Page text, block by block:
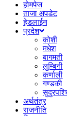
होमपेज
ताजा अपडेट
हेडलाईन
प्रदेश
कोशी
मधेश
बागमती
लुम्बिनी
कर्णाली
गण्डकी
अर्थतंत्र
राजनीति